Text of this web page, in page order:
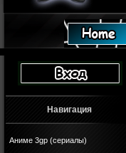
Навигация
Аниме 3gp (сериалы)